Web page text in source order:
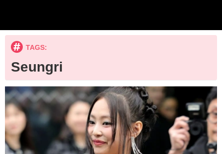
TAGS:
Seungri